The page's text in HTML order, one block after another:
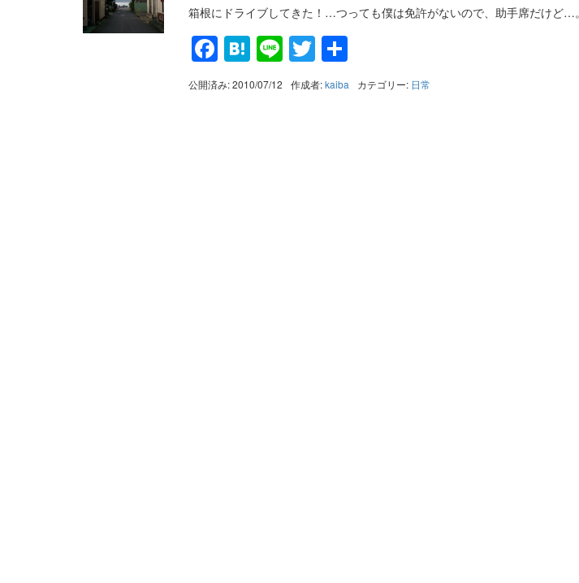
箱根にドライブしてきた！…つっても僕は免許がないので、助手席だけど…。
Facebook
Hatena
LineTwitter
有
公開済み: 2010/07/12 作成者:kaiba カテゴリー: 日常